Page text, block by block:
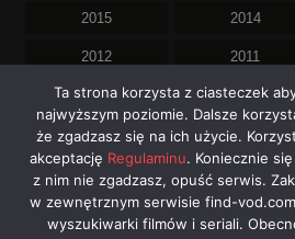
2015 2014
2012 2011
2009 2008
2006 2005
2001 1999
1995 1994
Ta strona korzysta z ciasteczek
najwyższym poziomie. Dalsze
że zgadzasz się na ich użycie.
akceptację Regulaminu. Koniecznie
z nim nie zgadzasz, opuść serwis.
w zewnętrznym serwisie find-
wyszukiwarki filmów i seriali.